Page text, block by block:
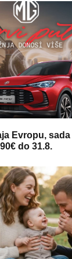
Evropu,
do 31.8.